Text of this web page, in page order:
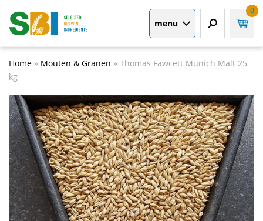
menu
0
Home » Mouten & Granen » Thomas Fawcett Munich Malt 25
kg